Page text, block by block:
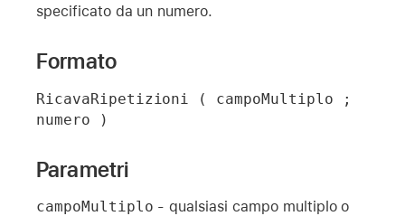
specificato da un numero.
Formato
RicavaRipetizioni ( campoMultiplo ;
numero )
Parametri
campoMultiplo - qualsiasi campo multiplo o